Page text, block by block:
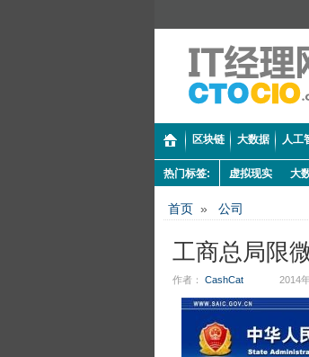
区块链 大数据 人工
热门标签: 虚拟现实 大
首页 » 公司
工商总局限
作者： CashCat 2014